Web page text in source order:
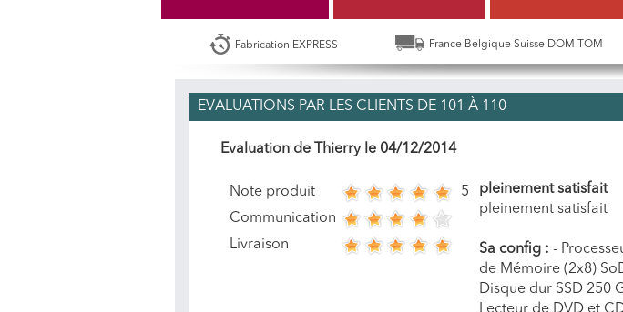
Fabrication EXPRESS France Belgique Suisse DOM-TOM
EVALUATIONS PAR LES CLIENTS DE 101 À 110
Evaluation de Thierryle 04/12/2014
Note produit
5
Communication
Livraison
pleinement satisfait
pleinement satisfait
Sa config : -
de Mémoire (2x8)
Disque dur SSD 250